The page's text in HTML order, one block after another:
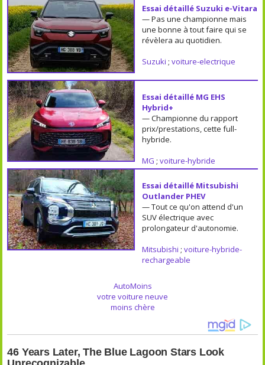
Essai détaillé Suzuki e-Vitara
— Pas une championne mais
une bonne à tout faire qui se
révèlera au quotidien.
Suzuki ; voiture-electrique
Essai détaillé MG EHS
Hybrid+
— Championne du rapport
prix/prestations, cette full-
hybride.
MG ; voiture-hybride
Essai détaillé Mitsubishi
Outlander PHEV
— Tout ce qu'on attend d'un
SUV électrique avec
prolongateur d'autonomie.
Mitsubishi ; voiture-hybride-
rechargeable
AutoMoins
votre voiture neuve
moins chère